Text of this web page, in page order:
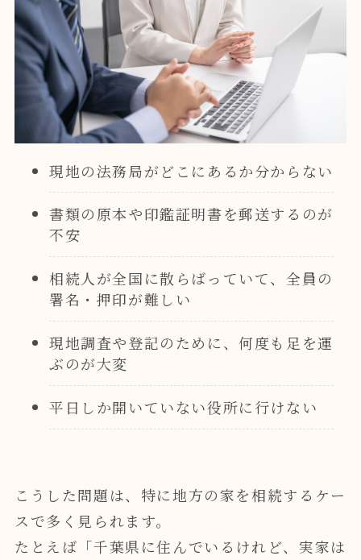
現地の法務局がどこにあるか分からない
書類の原本や印鑑証明書を郵送するのが
不安
相続人が全国に散らばっていて、全員の
署名・押印が難しい
現地調査や登記のために、何度も足を運
ぶのが大変
平日しか開いていない役所に行けない
こうした問題は、特に地方の家を相続するケー
スで多く見られます。
たとえば「千葉県に住んでいるけれど、実家は